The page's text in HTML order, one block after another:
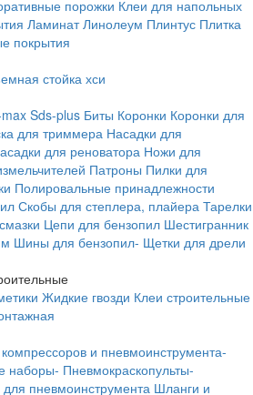
порожки Клеи для напольных
Ламинат Линолеум Плинтус Плитка
покрытия
стойка хси
Sds-plus Биты Коронки Коронки для
для триммера Насадки для
для реноватора Ножи для
Патроны Пилки для
Полировальные принадлежности
Скобы для степлера, плайера Тарелки
Цепи для бензопил Шестигранник
Шины для бензопил- Щетки для дрели
Жидкие гвозди Клеи строительные
и пневмоинструмента-
наборы- Пневмокраскопульты-
пневмоинструмента Шланги и